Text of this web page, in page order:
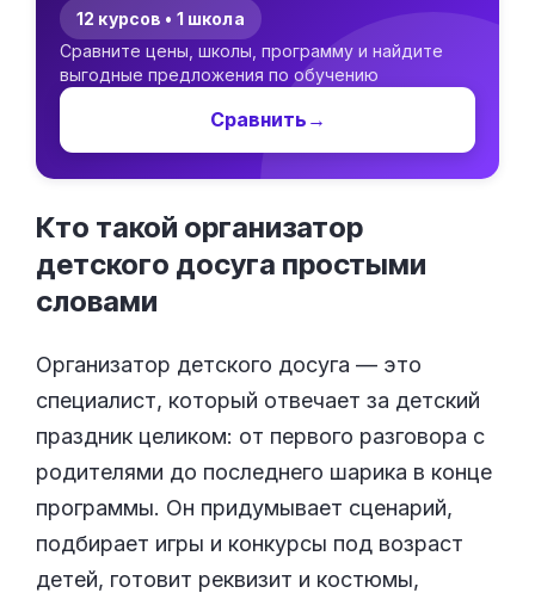
12 курсов • 1 школа
Сравните цены, школы, программу и найдите
выгодные предложения по обучению
Сравнить →
Кто такой организатор
детского досуга простыми
словами
Организатор детского досуга — это
специалист, который отвечает за детский
праздник целиком: от первого разговора с
родителями до последнего шарика в конце
программы. Он придумывает сценарий,
подбирает игры и конкурсы под возраст
детей, готовит реквизит и костюмы,